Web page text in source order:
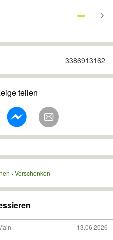
3386913162
teilen
Verschenken
13.06.2026